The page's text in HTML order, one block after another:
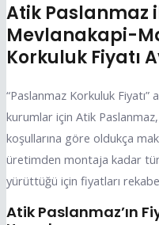
Atik Paslanmaz
Mevlanakapi-
Korkuluk Fiyatı
“Paslanmaz Korkuluk Fiyatı”
kurumlar için Atik
koşullarına göre oldukça
üretimden montaja kadar
yürüttüğü için fiyatları
Atik Paslanmaz’ın